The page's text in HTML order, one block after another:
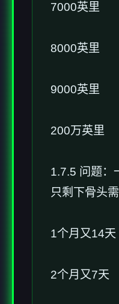
7000英里
8000英里
9000英里
200万英里
1.7.5 问题：
只剩下骨头
1个月又14天
2个月又7天